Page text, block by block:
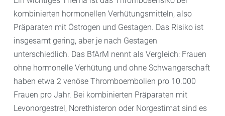
kombinierten hormonellen Verhütungsmitteln, also
Präparaten mit Östrogen und Gestagen. Das Risiko ist
insgesamt gering, aber je nach Gestagen
unterschiedlich. Das BfArM nennt als Vergleich: Frauen
ohne hormonelle Verhütung und ohne Schwangerschaft
haben etwa 2 venöse Thromboembolien pro 10.000
Frauen pro Jahr. Bei kombinierten Präparaten mit
Levonorgestrel, Norethisteron oder Norgestimat sind es